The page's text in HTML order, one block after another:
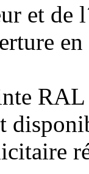
et de